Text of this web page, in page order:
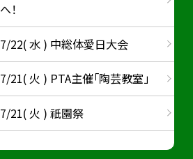
へ！
7/22( 水 ) 中総体愛日大会
7/21( 火 ) PTA主催「陶芸教室」
7/21( 火 ) 祇園祭